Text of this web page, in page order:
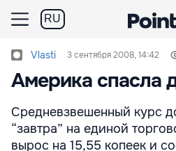
RU
Vlasti 3 сентября 2008, 14:42
Америка спасла
Средневзвешенный курс
“завтра” на единой
вырос на 15,55 копеек и